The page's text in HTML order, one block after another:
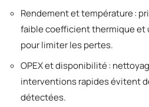
Rendement et température :
faible coefficient thermique
pour limiter les pertes.
OPEX et disponibilité :
interventions rapides évitent
détectées.